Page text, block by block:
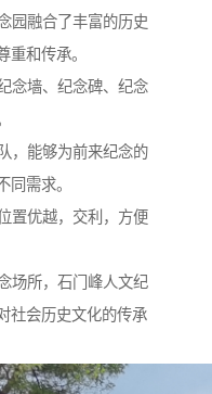
园融合了丰富的历史
重和传承。
念墙、纪念碑、纪念
，能够为前来纪念的
同需求。
置优越，交利，方便
场所，石门峰人文纪
社会历史文化的传承